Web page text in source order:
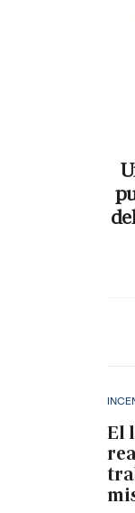
El